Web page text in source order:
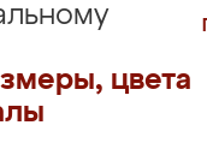
цвета